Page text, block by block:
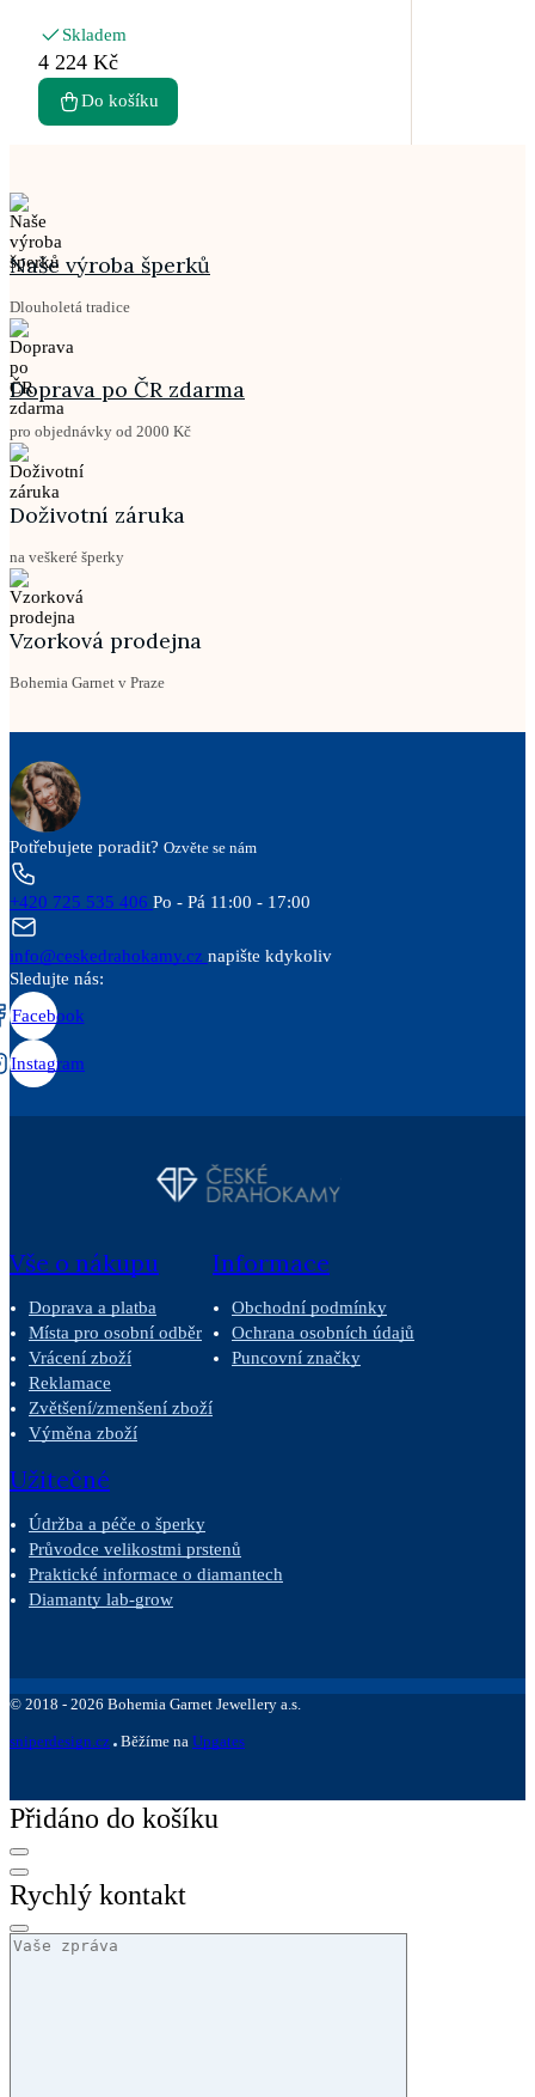
Skladem
4 224 Kč
Do košíku
Naše výroba šperků
Dlouholetá tradice
Doprava po ČR zdarma
pro objednávky od 2000 Kč
Doživotní záruka
na veškeré šperky
Vzorková prodejna
Bohemia Garnet v Praze
Potřebujete poradit? Ozvěte se nám
+420 725 535 406 Po - Pá 11:00 - 17:00
info@ceskedrahokamy.cz napište kdykoliv
Sledujte nás:
Facebook
Instagram
Vše o nákupu
Doprava a platba
Místa pro osobní odběr
Vrácení zboží
Reklamace
Zvětšení/zmenšení zboží
Výměna zboží
Informace
Obchodní podmínky
Ochrana osobních údajů
Puncovní značky
Užitečné
Údržba a péče o šperky
Průvodce velikostmi prstenů
Praktické informace o diamantech
Diamanty lab-grow
© 2018 - 2026 Bohemia Garnet Jewellery a.s.
sniperdesign.cz Běžíme na Upgates
Přidáno do košíku
Rychlý kontakt